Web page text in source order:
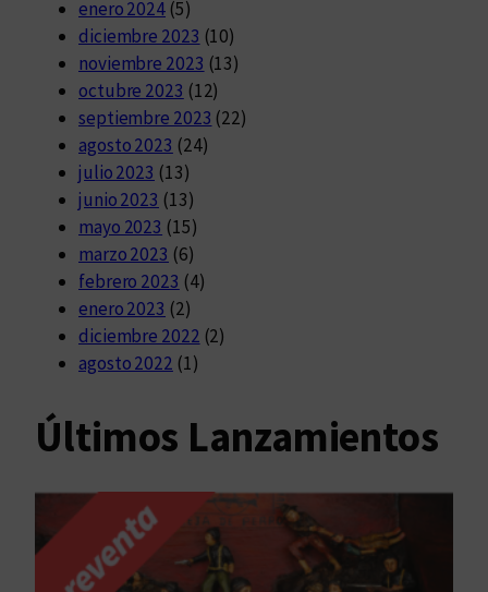
enero 2024 (5)
diciembre 2023 (10)
noviembre 2023 (13)
octubre 2023 (12)
septiembre 2023 (22)
agosto 2023 (24)
julio 2023 (13)
junio 2023 (13)
mayo 2023 (15)
marzo 2023 (6)
febrero 2023 (4)
enero 2023 (2)
diciembre 2022 (2)
agosto 2022 (1)
Últimos Lanzamientos